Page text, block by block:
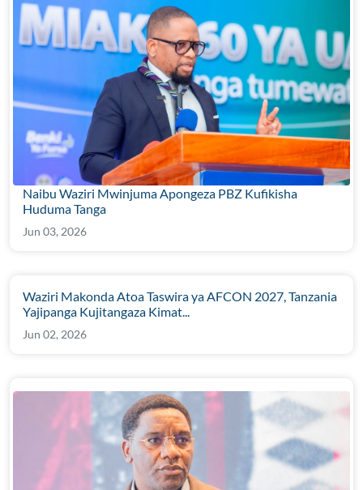
Naibu Waziri Mwinjuma Apongeza PBZ Kufikisha
Huduma Tanga
Jun 03, 2026
Waziri Makonda Atoa Taswira ya AFCON 2027, Tanzania
Yajipanga Kujitangaza Kimat...
Jun 02, 2026